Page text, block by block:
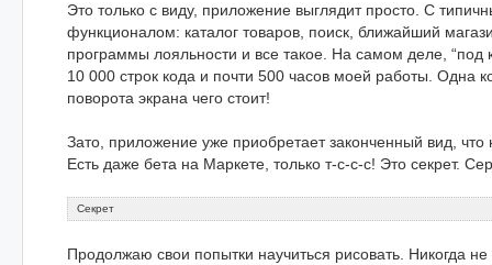
Это только с виду, приложение выглядит просто. С
функционалом: каталог товаров, поиск, ближайший
программы лояльности и все такое. На самом деле, “под
10 000 строк кода и почти 500 часов моей работы. Одна
поворота экрана чего стоит!
Зато, приложение уже приобретает законченный вид,
Есть даже бета на Маркете, только т-с-с-с! Это секрет.
Секрет
Продолжаю свои попытки научиться рисовать. Никогда не